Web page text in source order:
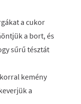
a cukor
a bort, és
sűrű tésztát
kemény
a